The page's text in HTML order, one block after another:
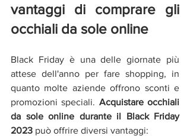
vantaggi di comprare gli
occhiali da sole online
Black Friday è una delle giornate più
attese dell'anno per fare shopping, in
quanto molte aziende offrono sconti e
promozioni speciali. Acquistare occhiali
da sole online durante il Black Friday
2023 può offrire diversi vantaggi: